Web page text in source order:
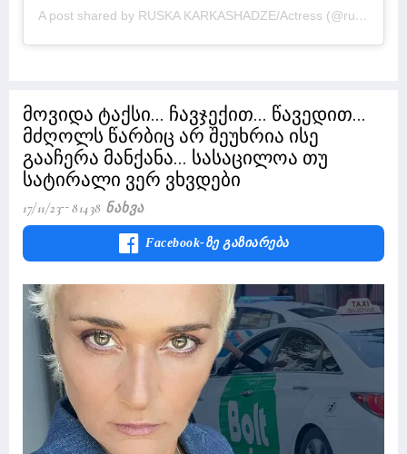
A post shared by RUSKA KARKASHADZE/Actress (@russkakarkashadze)
მოვიდა ტაქსი... ჩავჯექით... წავედით...
მძღოლს წარბიც არ შეუხრია ისე
გააჩერა მანქანა... სასაცილოა თუ
სატირალი ვერ ვხვდები
17/11/23 81438 Ნახვა
Facebook-Ზე Გაზიარება